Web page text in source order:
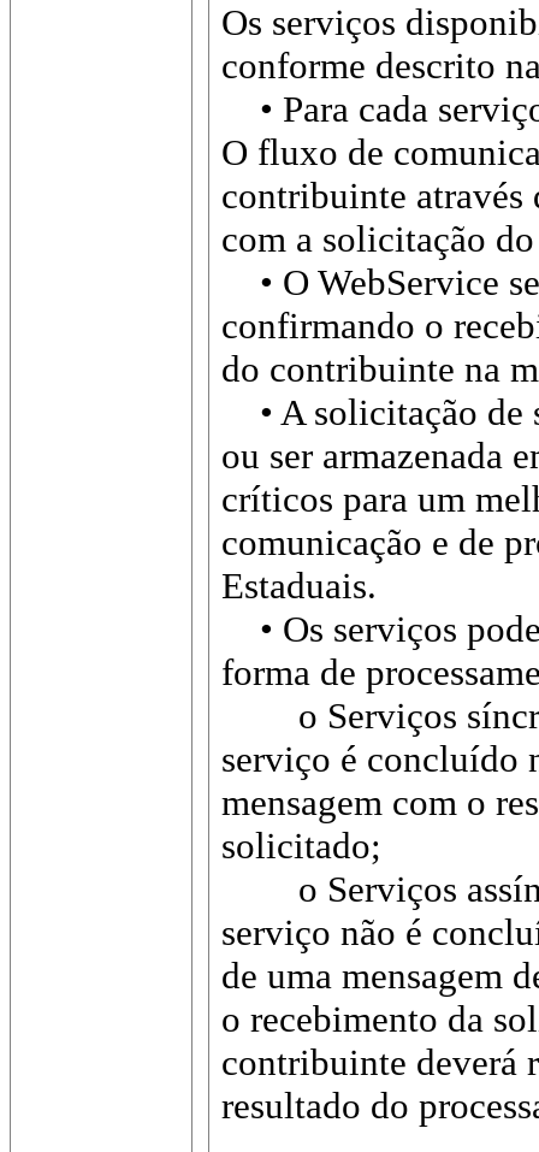
Os serviços
conforme descrito
• Para cada
O fluxo de
contribuinte através
com a solicitação
• O WebService
confirmando o
do contribuinte na
• A solicitação de
ou ser armazenada
críticos para um
comunicação e de
Estaduais.
• Os serviços
forma de
o Serviços
serviço é concluído
mensagem com o
solicitado;
o Serviços
serviço não é
de uma mensagem
o recebimento da
contribuinte deverá
resultado do